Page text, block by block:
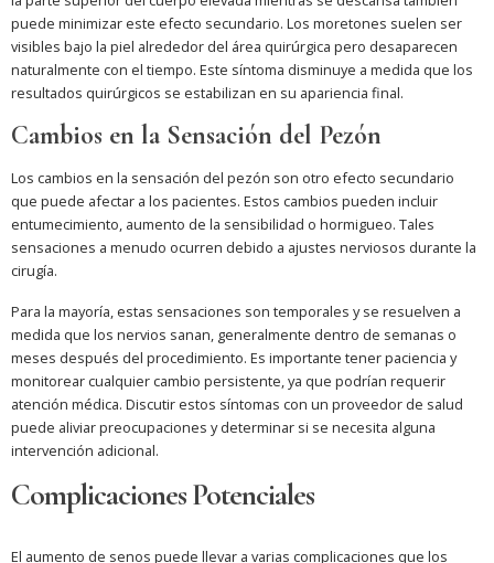
puede minimizar este efecto secundario. Los moretones suelen ser
visibles bajo la piel alrededor del área quirúrgica pero desaparecen
naturalmente con el tiempo. Este síntoma disminuye a medida que los
resultados quirúrgicos se estabilizan en su apariencia final.
Cambios en la Sensación del Pezón
Los cambios en la sensación del pezón son otro efecto secundario
que puede afectar a los pacientes. Estos cambios pueden incluir
entumecimiento, aumento de la sensibilidad o hormigueo. Tales
sensaciones a menudo ocurren debido a ajustes nerviosos durante la
cirugía.
Para la mayoría, estas sensaciones son temporales y se resuelven a
medida que los nervios sanan, generalmente dentro de semanas o
meses después del procedimiento. Es importante tener paciencia y
monitorear cualquier cambio persistente, ya que podrían requerir
atención médica. Discutir estos síntomas con un proveedor de salud
puede aliviar preocupaciones y determinar si se necesita alguna
intervención adicional.
Complicaciones Potenciales
El aumento de senos puede llevar a varias complicaciones que los